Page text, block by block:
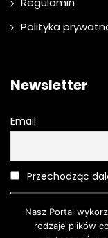
Polityka
Newsletter
Email
Przechodząc
Nasz Portal
rodzaje plików